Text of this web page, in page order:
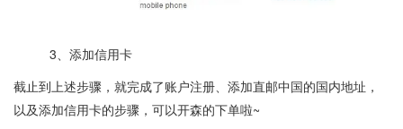
3、添加信用卡
截止到上述步骤，就完成了账户注册、添加直邮中国的国内地址，
以及添加信用卡的步骤，可以开森的下单啦~